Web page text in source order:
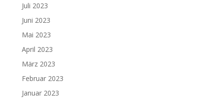
Juli 2023
Juni 2023
Mai 2023
April 2023
März 2023
Februar 2023
Januar 2023